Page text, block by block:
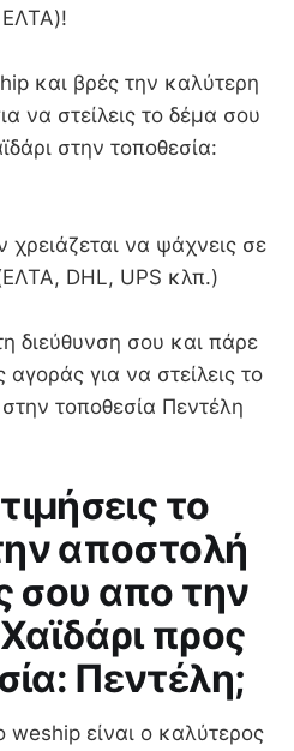
ΕΛΤΑ)!
και βρές την καλύτερη
να στείλεις το δέμα σου
στην τοποθεσία:
να ψάχνεις σε
DHL, UPS κλπ.)
διεύθυνση σου και πάρε
αγοράς για να στείλεις το
τοποθεσία Πεντέλη
το
αποστολή
σου απο την
προς
Πεντέλη;
weship είναι ο καλύτερος